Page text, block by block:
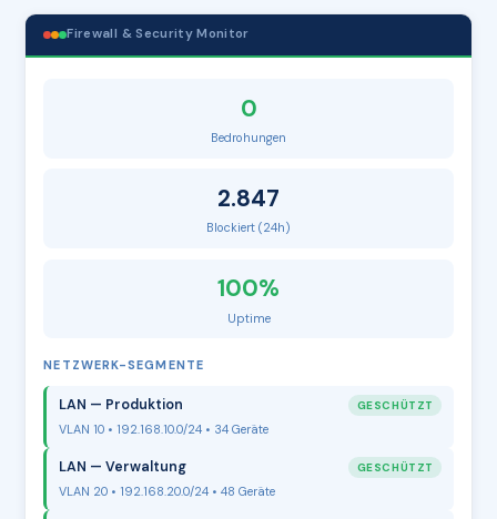
Firewall & Security Monitor
0
Bedrohungen
2.847
Blockiert (24h)
100%
Uptime
NETZWERK-SEGMENTE
LAN — Produktion GESCHÜTZT
VLAN 10 • 192.168.10.0/24 • 34 Geräte
LAN — Verwaltung GESCHÜTZT
VLAN 20 • 192.168.20.0/24 • 48 Geräte